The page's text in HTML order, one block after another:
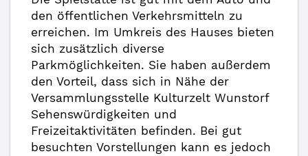
den öffentlichen Verkehrsmitteln zu
erreichen. Im Umkreis des Hauses bieten
sich zusätzlich diverse
Parkmöglichkeiten. Sie haben außerdem
den Vorteil, dass sich in Nähe der
Versammlungsstelle Kulturzelt Wunstorf
Sehenswürdigkeiten und
Freizeitaktivitäten befinden. Bei gut
besuchten Vorstellungen kann es jedoch